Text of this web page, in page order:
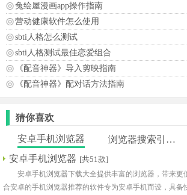
兔绘屋漫画app操作指南
营动健康软件怎么使用
sbti人格怎么测试
sbti人格测试最佳恋爱组合
《配音神器》导入剪映指南
《配音神器》配对话方法指南
猜你喜欢
安卓手机浏览器 浏览器搜索引擎合集
安卓手机浏览器 [共51款]
安卓手机浏览器下载大全提供丰富的浏览器，带来更
合安卓的手机浏览器推荐的软件专为安卓手机而设，具备